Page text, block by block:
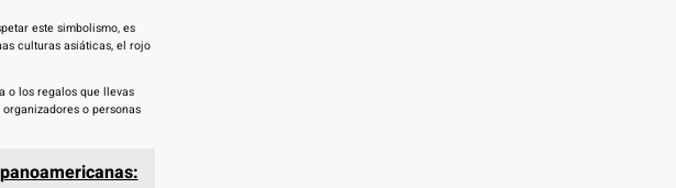
este simbolismo, es
culturas asiáticas, el rojo
o los regalos que llevas
o personas